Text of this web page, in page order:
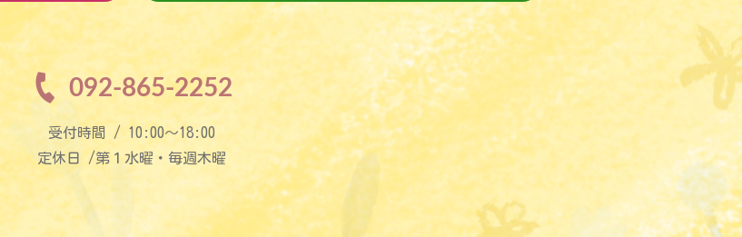
092-865-2252
受付時間 / 10:00〜18:00
定休日 /第１水曜・毎週木曜